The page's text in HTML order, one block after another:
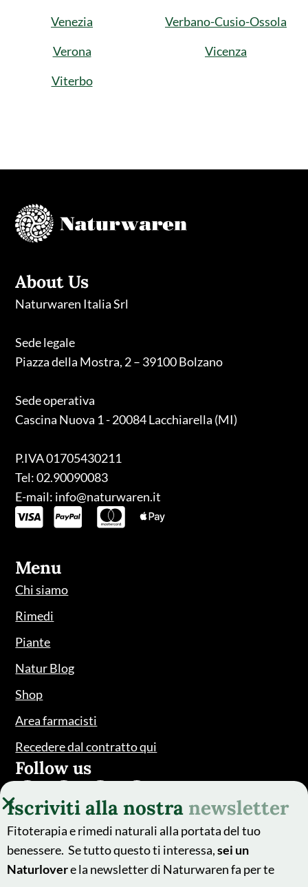
Venezia
Verbano-Cusio-Ossola
Verona
Vicenza
Viterbo
About Us
Naturwaren Italia Srl
Sede legale
Piazza della Mostra, 2 – 39100 Bolzano
Sede operativa
Cascina Nuova 1 - 20084 Lacchiarella (MI)
P.IVA 01705430211
Tel: 02.90090083
E-mail: info@naturwaren.it
Menu
Chi siamo
Rimedi
Piante
Natur Blog
Shop
Area farmacisti
Recedere dal contratto qui
Follow us
Iscriviti alla nostra newsletter
Fitoterapia e rimedi naturali alla portata del tuo
benessere. Se tutto questo ti interessa,sei un
Naturlovere la newsletter di Naturwaren fa per te